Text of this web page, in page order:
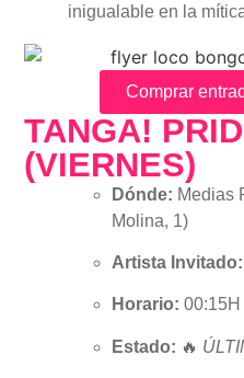
inigualable en la
Comprar
TANGA!
(VIERNES)
Dónde: Medias
Molina, 1)
Artista Invitado:
Horario: 00:15H
Estado: 🔥